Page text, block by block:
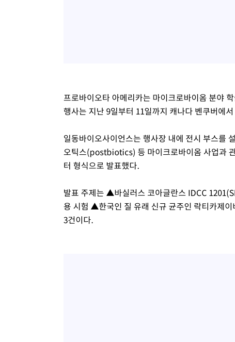
프로바이오타 아메리카는 마이크로바이옴 분야
행사는 지난 9일부터 11일까지 캐나다 벤쿠버에
일동바이오사이언스는 행사장 내에 전시 부스
오틱스(postbiotics) 등 마이크로바이옴 사업과
터 형식으로 발표했다.
발표 주제는 ▲바실러스 코아글란스 IDCC
용 시험 ▲한국인 질 유래 신규 균주인 락티카제
3건이다.